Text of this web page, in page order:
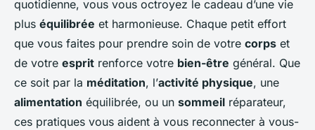
quotidienne, vous vous octroyez le cadeau d’une vie
plus équilibrée et harmonieuse. Chaque petit effort
que vous faites pour prendre soin de votre corps et
de votre esprit renforce votre bien-être général. Que
ce soit par la méditation, l’activité physique, une
alimentation équilibrée, ou un sommeil réparateur,
ces pratiques vous aident à vous reconnecter à vous-